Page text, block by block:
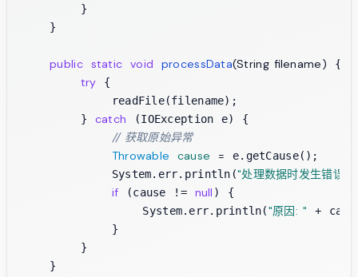
        }
    }
public static void processData(String filename) {
try {
            readFile(filename);
        }
catch (IOException e) {
// 获取原始异常
Throwable
cause = e.getCause();
            System.err.println(
"处理数据时发生错误: "
if (cause != null ) {
                System.err.println(
"原因: " +
            }
        }
    }